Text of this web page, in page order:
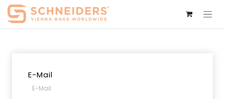
E-Mail